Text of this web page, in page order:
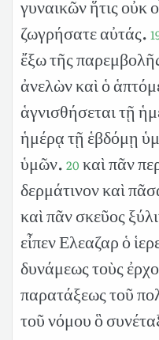
γυναικῶν ἥτις οὐκ
ζωγρήσατε αὐτάς.
ἔξω τῆς
ἀνελὼν καὶ ὁ
ἁγνισθήσεται τῇ
ἡμέρᾳ τῇ ἑβδόμῃ
ὑμῶν. 20 καὶ πᾶν
δερμάτινον καὶ
καὶ πᾶν σκεῦος
εἶπεν Ελεαζαρ ὁ
δυνάμεως τοὺς
παρατάξεως τοῦ
τοῦ νόμου ὃ